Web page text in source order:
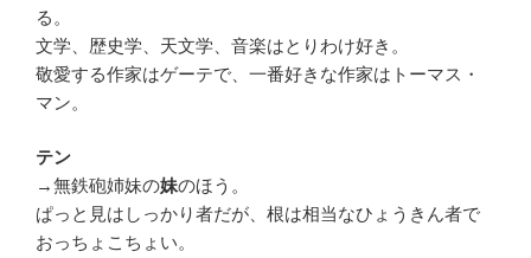
る。
文学、歴史学、天文学、音楽はとりわけ好き。
敬愛する作家はゲーテで、一番好きな作家はトーマス・
マン。
テン
→無鉄砲姉妹の妹のほう。
ぱっと見はしっかり者だが、根は相当なひょうきん者で
おっちょこちょい。